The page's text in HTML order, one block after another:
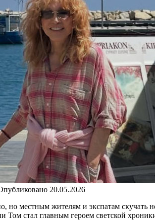
20.05.2026
но местным жителям и экспатам
Том стал главным героем светской